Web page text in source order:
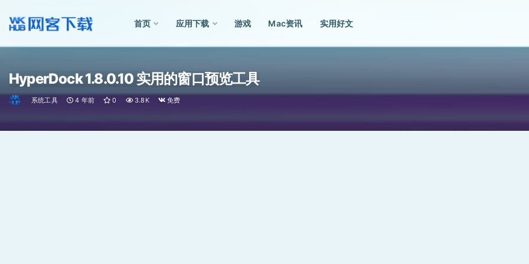
首页 应用下载 游戏 Mac资讯 实用好文
HyperDock 1.8.0.10 实用的窗口预览工具
系统工具 4 年前 0 3.8K 免费